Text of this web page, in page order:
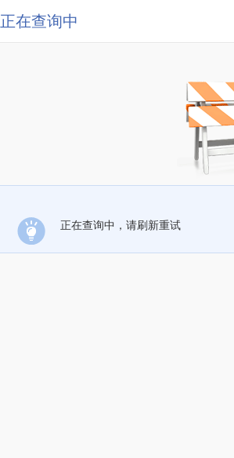
正在查询中
正在查询中，请刷新重试